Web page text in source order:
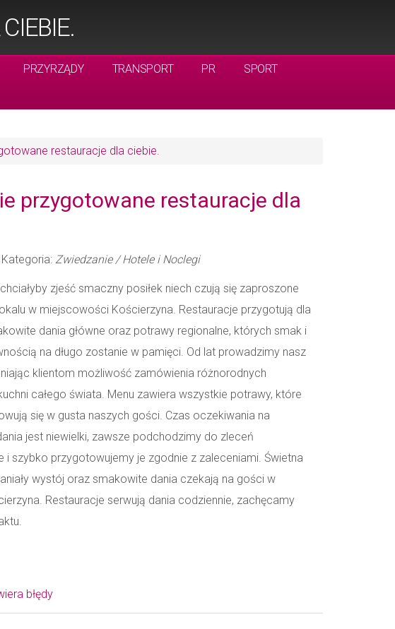
PRZYRZĄDY TRANSPORT PR
SPORT
restauracje dla ciebie.
przygotowane restauracje dla
Kategoria: Zwiedzanie / Hotele i Noclegi
zjeść smaczny posiłek niech czują się zaproszone
w miejscowości Kościerzyna. Restauracje przygotują dla
dania główne oraz potrawy regionalne, których smak i
na długo zostanie w pamięci. Od lat prowadzimy nasz
klientom możliwość zamówienia różnorodnych
całego świata. Menu zawiera wszystkie potrawy, które
się w gusta naszych gości. Czas oczekiwania na
jest niewielki, zawsze podchodzimy do zleceń
i szybko przygotowujemy je zgodnie z zaleceniami. Świetna
wystój oraz smakowite dania czekają na gości w
Restauracje serwują dania codziennie, zachęcamy
błędy